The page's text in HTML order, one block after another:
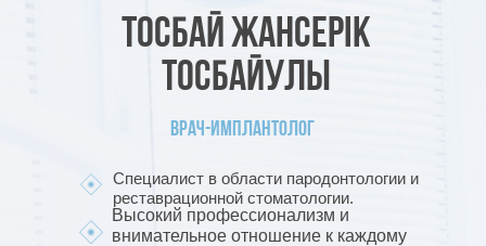
Тосбай Жансерік
Тосбайулы
Врач-имплантолог
Высокий профессионализм и
внимательное отношение к каждому
Специалист в области пародонтологии и
реставрационной стоматологии.